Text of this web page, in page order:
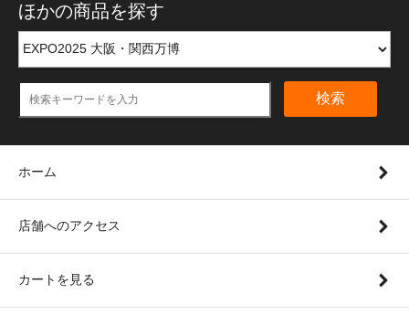
ほかの商品を探す
検索
ホーム
店舗へのアクセス
カートを見る